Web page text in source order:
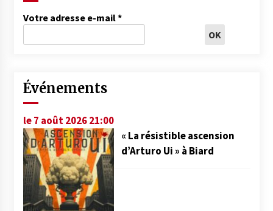
Votre adresse e-mail*
Événements
le 7 août 2026 21:00
« La résistible ascension
d’Arturo Ui » à Biard